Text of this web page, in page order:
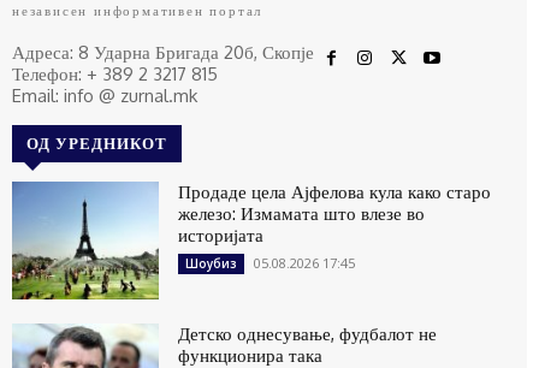
независен информативен портал
Адреса: 8 Ударна Бригада 20б, Скопје
Телефон: + 389 2 3217 815
Email: info @ zurnal.mk
ОД УРЕДНИКОТ
Продаде цела Ајфелова кула како старо
железо: Измамата што влезе во
историјата
Шоубиз 05.08.2026 17:45
Детско однесување, фудбалот не
функционира така